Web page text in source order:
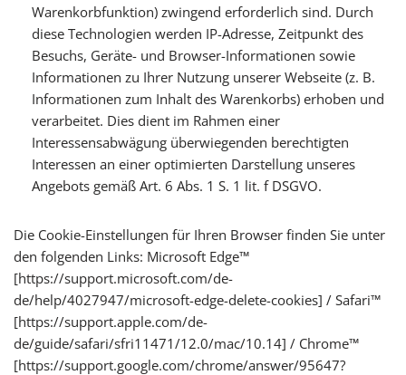
Warenkorbfunktion) zwingend erforderlich sind. Durch
diese Technologien werden IP-Adresse, Zeitpunkt des
Besuchs, Geräte- und Browser-Informationen sowie
Informationen zu Ihrer Nutzung unserer Webseite (z. B.
Informationen zum Inhalt des Warenkorbs) erhoben und
verarbeitet. Dies dient im Rahmen einer
Interessensabwägung überwiegenden berechtigten
Interessen an einer optimierten Darstellung unseres
Angebots gemäß Art. 6 Abs. 1 S. 1 lit. f DSGVO.
Die Cookie-Einstellungen für Ihren Browser finden Sie unter
den folgenden Links: Microsoft Edge™
[https://support.microsoft.com/de-
de/help/4027947/microsoft-edge-delete-cookies] / Safari™
[https://support.apple.com/de-
de/guide/safari/sfri11471/12.0/mac/10.14] / Chrome™
[https://support.google.com/chrome/answer/95647?